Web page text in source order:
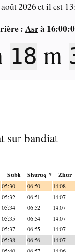
2026 et il est
:Asrà
18 m
sur bandiat
Subh Shuruq * Zhur
05:30 06:50 14:08
05:32 06:51 14:07
05:34 06:52 14:07
05:35 06:54 14:07
05:37 06:55 14:07
05:38 06:56 14:07